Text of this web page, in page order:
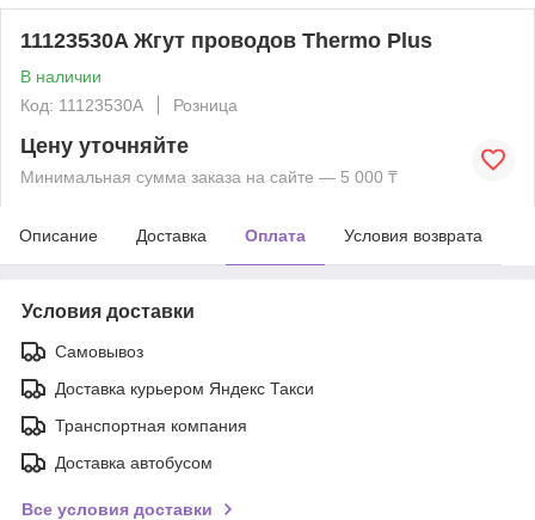
11123530A Жгут проводов Thermo Plus
В наличии
Код: 11123530A
Розница
Цену уточняйте
Минимальная сумма заказа на сайте — 5 000 ₸
Описание Доставка Оплата Условия возврата
Условия доставки
Самовывоз
Доставка курьером Яндекс Такси
Транспортная компания
Доставка автобусом
Все условия доставки